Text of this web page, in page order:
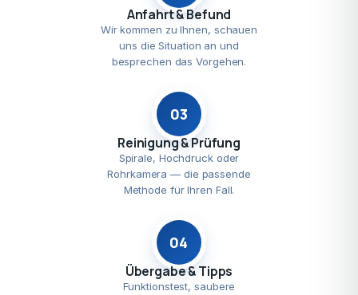
Anfahrt & Befund
Wir kommen zu Ihnen, schauen
uns die Situation an und
besprechen das Vorgehen.
03
Reinigung & Prüfung
Spirale, Hochdruck oder
Rohrkamera — die passende
Methode für Ihren Fall.
04
Übergabe & Tipps
Funktionstest, saubere